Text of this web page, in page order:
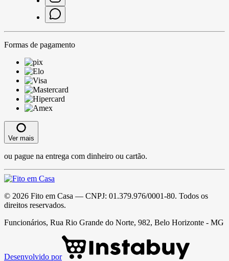
Formas de pagamento
Ver mais
ou pague na entrega com dinheiro ou cartão.
© 2026 Fito em Casa — CNPJ: 01.379.976/0001-80. Todos os
direitos reservados.
Funcionários, Rua Rio Grande do Norte, 982, Belo Horizonte - MG
Desenvolvido por